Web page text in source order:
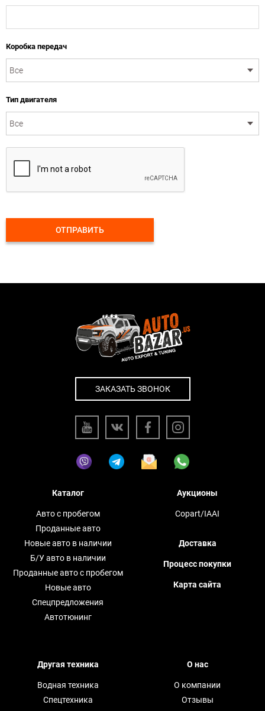
Коробка передач
Тип двигателя
ОТПРАВИТЬ
ЗАКАЗАТЬ ЗВОНОК
Каталог
Авто с пробегом
Проданные авто
Новые авто в наличии
Б/У авто в наличии
Проданные авто с пробегом
Новые авто
Спецпредложения
Автотюнинг
Аукционы
Copart/IAAI
Доставка
Процесс покупки
Карта сайта
Другая техника
Водная техника
Спецтехника
О нас
О компании
Отзывы